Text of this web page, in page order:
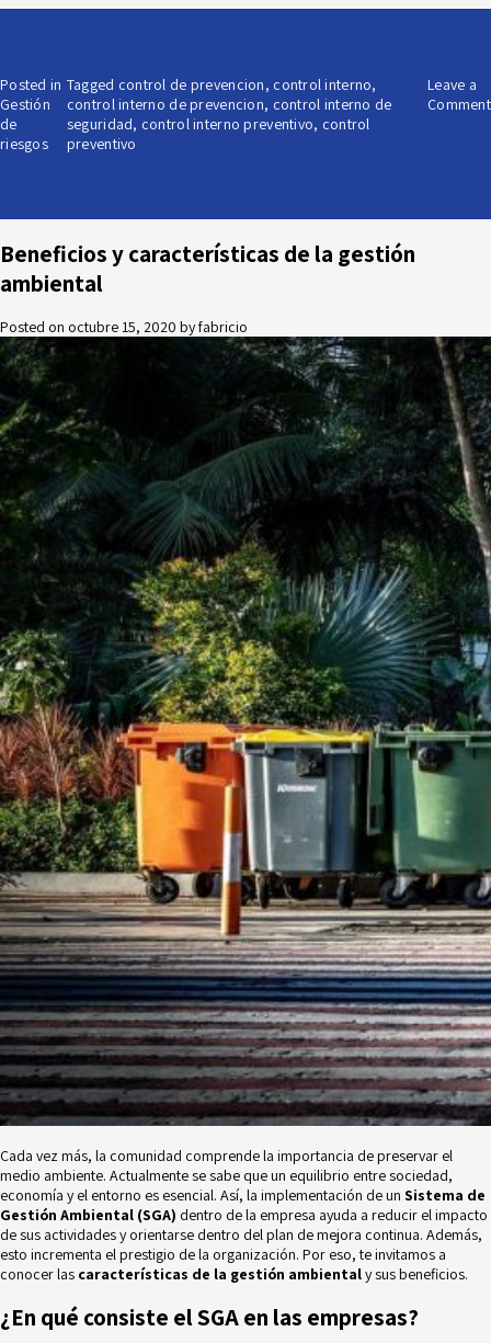
Posted in
Gestión
de
riesgos
Tagged control de prevencion, control interno,
control interno de prevencion, control interno de
seguridad, control interno preventivo, control
preventivo
Leave a
Comment
Beneficios y características de la gestión
ambiental
Posted on octubre 15, 2020 byfabricio
Cada vez más, la comunidad comprende la importancia de preservar el
medio ambiente. Actualmente se sabe que un equilibrio entre sociedad,
economía y el entorno es esencial. Así, la implementación de un Sistema de
Gestión Ambiental (SGA) dentro de la empresa ayuda a reducir el impacto
de sus actividades y orientarse dentro del plan de mejora continua. Además,
esto incrementa el prestigio de la organización. Por eso, te invitamos a
conocer las características de la gestión ambientaly sus beneficios.
¿En qué consiste el SGA en las empresas?